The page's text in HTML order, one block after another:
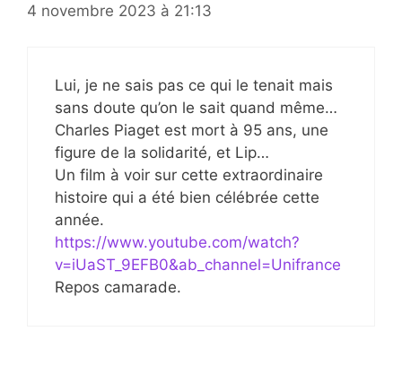
4 novembre 2023 à 21:13
Lui, je ne sais pas ce qui le tenait mais
sans doute qu’on le sait quand même…
Charles Piaget est mort à 95 ans, une
figure de la solidarité, et Lip…
Un film à voir sur cette extraordinaire
histoire qui a été bien célébrée cette
année.
https://www.youtube.com/watch?
v=iUaST_9EFB0&ab_channel=Unifrance
Repos camarade.